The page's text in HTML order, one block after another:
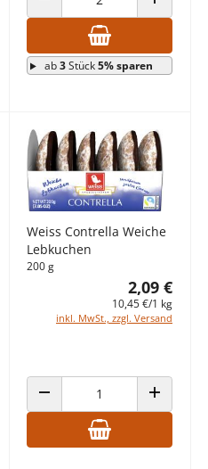
ERHÖHENANZAHL VERRINGERN ANZAHL
ab3Stück5% sparen
ERHÖHEN
Weiss Contrella Weiche
Lebkuchen
200 g
2,09 €
10,45 €/1 kg
inkl. MwSt., zzgl. Versand
ANZAHL VERRINGERN ANZAHL